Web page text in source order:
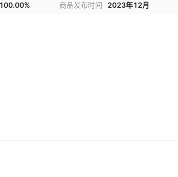
100.00% 商品发布时间 2023年12月